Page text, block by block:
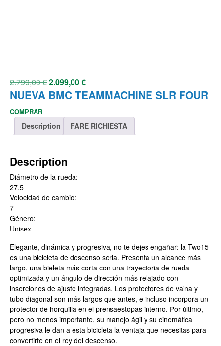
2.799,00€2.099,00€
NUEVA BMC TEAMMACHINE SLR FOUR
COMPRAR
Description FARE RICHIESTA
Description
Diámetro de la rueda:
27.5
Velocidad de cambio:
7
Género:
Unisex
Elegante, dinámica y progresiva, no te dejes engañar: la Two15
es una bicicleta de descenso seria. Presenta un alcance más
largo, una bieleta más corta con una trayectoria de rueda
optimizada y un ángulo de dirección más relajado con
inserciones de ajuste integradas. Los protectores de vaina y
tubo diagonal son más largos que antes, e incluso incorpora un
protector de horquilla en el prensaestopas interno. Por último,
pero no menos importante, su manejo ágil y su cinemática
progresiva le dan a esta bicicleta la ventaja que necesitas para
convertirte en el rey del descenso.